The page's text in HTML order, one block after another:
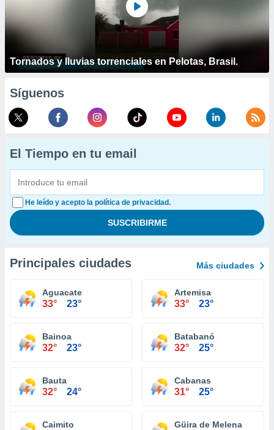
Tornados y lluvias torrenciales en Pelotas, Brasil.
Síguenos
El Tiempo en tu email
He leído y acepto la política de privacidad.
Principales ciudades Más ciudades
Aguacate
33° 23°
Artemisa
33° 23°
Bainoa
32° 23°
Batabanó
32° 25°
Bauta
32° 24°
Cabanas
31° 25°
Caimito Güira de Melena